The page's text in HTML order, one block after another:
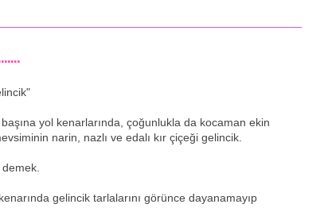
yol kenarlarında, çoğunlukla da kocaman ekin
narin, nazlı ve edalı kır çiçeği gelincik.
gelincik tarlalarını görünce dayanamayıp